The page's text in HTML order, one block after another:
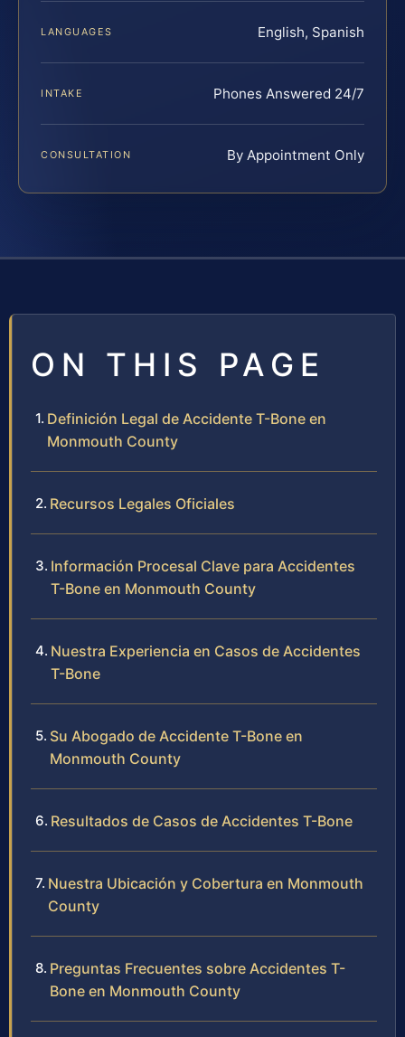
LANGUAGES English, Spanish
INTAKE Phones Answered 24/7
CONSULTATION By Appointment Only
ON THIS PAGE
Definición Legal de Accidente T-Bone en
Monmouth County
Recursos Legales Oficiales
Información Procesal Clave para Accidentes
T-Bone en Monmouth County
Nuestra Experiencia en Casos de Accidentes
T-Bone
Su Abogado de Accidente T-Bone en
Monmouth County
Resultados de Casos de Accidentes T-Bone
Nuestra Ubicación y Cobertura en Monmouth
County
Preguntas Frecuentes sobre Accidentes T-
Bone en Monmouth County